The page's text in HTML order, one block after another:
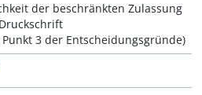
der beschränkten Zulassung
Punkt 3 der Entscheidungsgründe)